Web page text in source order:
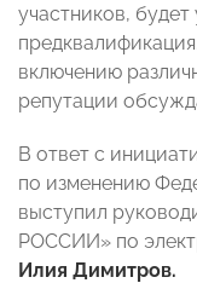
участников, будет
включению
репутации
В ответ с
по изменению
выступил
РОССИИ» по
Илия Димитров.